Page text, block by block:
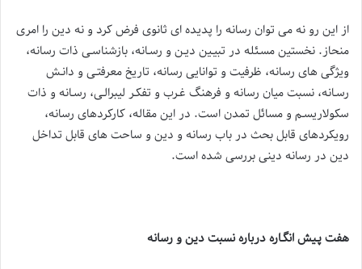
از این رو نه می توان رسانه را پدیده ای ثانوی فرض كرد و نه دین را امری
منحاز. نخستین مسـئله در تبیـین دیـن و رسـانه، بازشناسـی ذات رسانه،
ویژگی های رسانه، ظرفیت و توانایی رسانه، تاریخ معرفتـی و دانـش
رسـانه، نسبت میان رسانه و فرهنگ غـرب و تفكـر لیبرالـی، رسـانه و ذات
سكولاریسـم و مسائل تمدن است. در این مقاله، كاركردهای رسانه،
رویكردهای قابل بحث در باب رسانه و دین و ساحت های قابل تداخل
دین در رسانه دینی بررسی شده است.
هفت پـیش انگـاره درباره نسبت دین و رسانه